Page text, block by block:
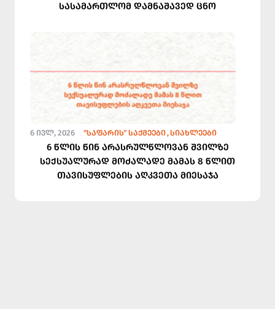
სასამართლომ დამნაშავედ ცნო
6 ᲘᲕᲚ, 2026 "ᲡᲐᲤᲐᲠᲘᲡ" ᲡᲐᲥᲛᲔᲔᲑᲘ ᲡᲘᲐᲮᲚᲔᲔᲑᲘ
6 წლის წინ არასრულწლოვან შვილზე
სექსუალურად მოძალადე მამას 8 წლით
თავისუფლების აღკვეთა მიესაჯა